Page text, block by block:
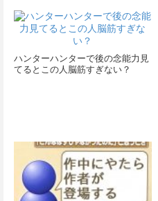
ハンターハンターで後の念能力見
てるとこの人脳筋すぎない？